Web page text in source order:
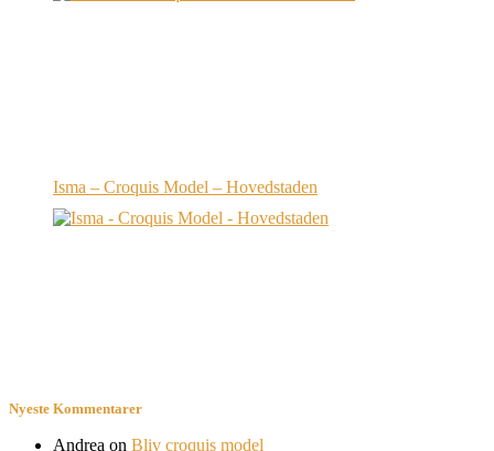
Isma – Croquis Model – Hovedstaden
Nyeste Kommentarer
Andrea on Bliv croquis model